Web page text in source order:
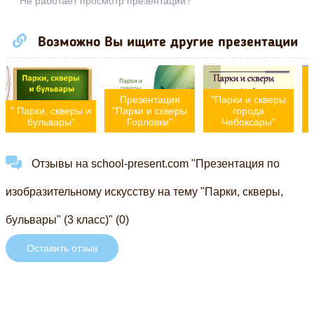
Возможно Вы ищите другие презентации
" Парки, скверы и
бульвары"
Презентация
"Парки и скверы
Горловки"
"Парки и скверы
города
Чебоксары"
Отзывы на school-present.com "Презентация по
изобразительному искусству на тему "Парки, скверы,
бульвары" (3 класс)" (0)
Оставить отзыв